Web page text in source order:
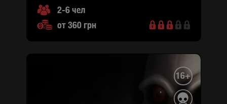
2-6 чел
от 360 грн
16+